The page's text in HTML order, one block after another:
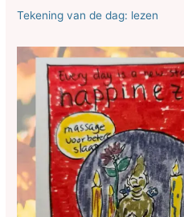
Tekening van de dag: lezen